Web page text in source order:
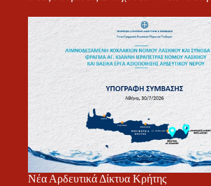
Νέα Αρδευτικά Δίκτυα Κρήτης